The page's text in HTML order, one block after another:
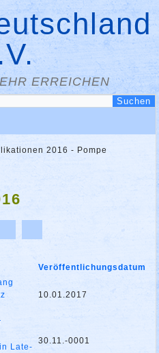
ERREICHEN
2016 - Pompe
Veröffentlichungsdatum
10.01.2017
Late-
30.11.-0001